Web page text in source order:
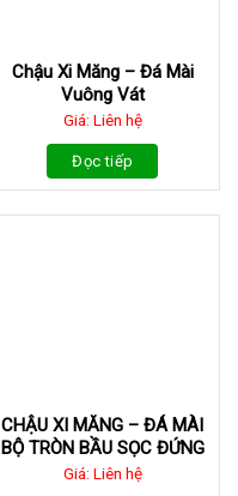
Chậu Xi Măng – Đá Mài
Vuông Vát
Giá: Liên hệ
Đọc tiếp
CHẬU XI MĂNG – ĐÁ MÀI
BỘ TRÒN BẦU SỌC ĐỨNG
Giá: Liên hệ